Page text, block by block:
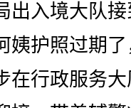
出入境大队
姨护照过期
在行政服务